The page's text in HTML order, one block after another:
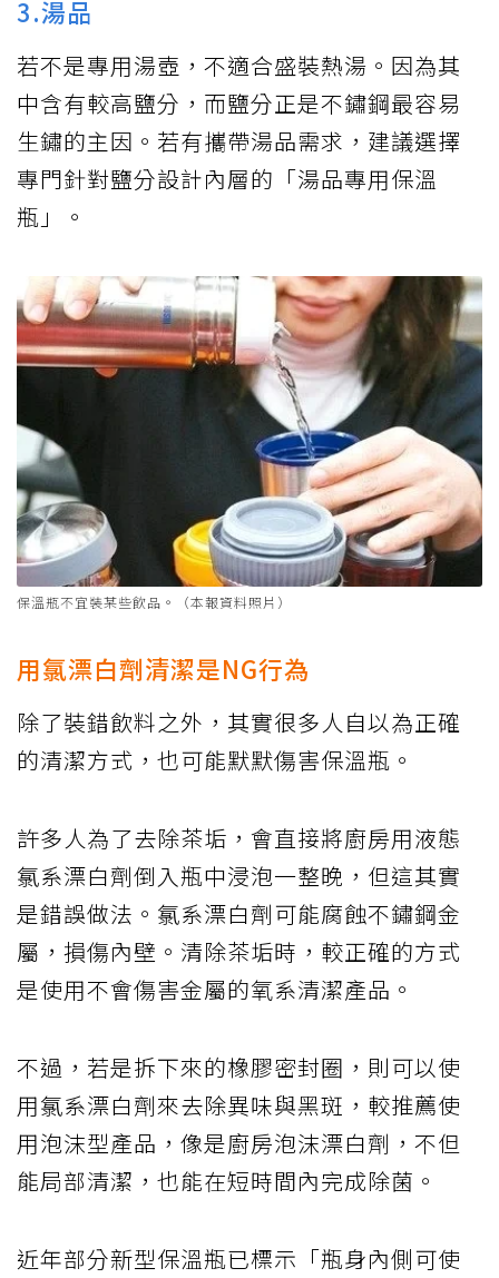
3.湯品
若不是專用湯壺，不適合盛裝熱湯。因為其
中含有較高鹽分，而鹽分正是不鏽鋼最容易
生鏽的主因。若有攜帶湯品需求，建議選擇
專門針對鹽分設計內層的「湯品專用保溫
瓶」。
保溫瓶不宜裝某些飲品。（本報資料照片）
用氯漂白劑清潔是NG行為
除了裝錯飲料之外，其實很多人自以為正確
的清潔方式，也可能默默傷害保溫瓶。
許多人為了去除茶垢，會直接將廚房用液態
氯系漂白劑倒入瓶中浸泡一整晚，但這其實
是錯誤做法。氯系漂白劑可能腐蝕不鏽鋼金
屬，損傷內壁。清除茶垢時，較正確的方式
是使用不會傷害金屬的氧系清潔產品。
不過，若是拆下來的橡膠密封圈，則可以使
用氯系漂白劑來去除異味與黑斑，較推薦使
用泡沫型產品，像是廚房泡沫漂白劑，不但
能局部清潔，也能在短時間內完成除菌。
近年部分新型保溫瓶已標示「瓶身內側可使